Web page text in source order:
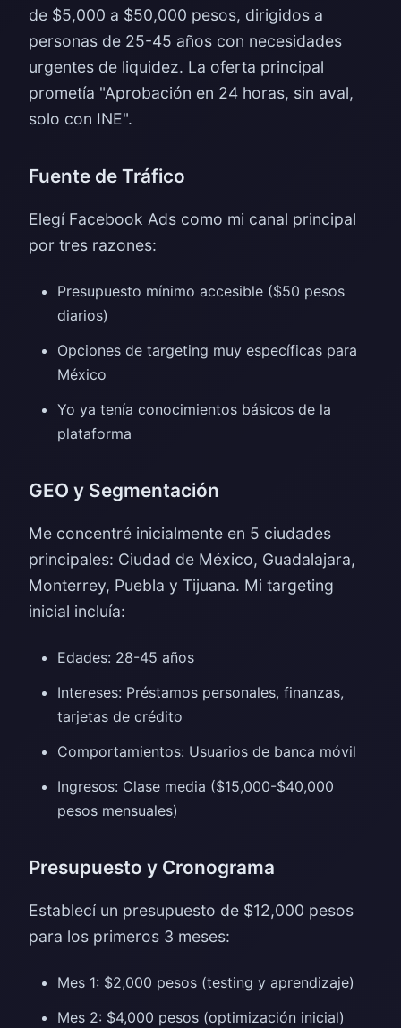
de $5,000 a $50,000 pesos, dirigidos a
personas de 25-45 años con necesidades
urgentes de liquidez. La oferta principal
prometía "Aprobación en 24 horas, sin aval,
solo con INE".
Fuente de Tráfico
Elegí Facebook Ads como mi canal principal
por tres razones:
Presupuesto mínimo accesible ($50 pesos
diarios)
Opciones de targeting muy específicas para
México
Yo ya tenía conocimientos básicos de la
plataforma
GEO y Segmentación
Me concentré inicialmente en 5 ciudades
principales: Ciudad de México, Guadalajara,
Monterrey, Puebla y Tijuana. Mi targeting
inicial incluía:
Edades: 28-45 años
Intereses: Préstamos personales, finanzas,
tarjetas de crédito
Comportamientos: Usuarios de banca móvil
Ingresos: Clase media ($15,000-$40,000
pesos mensuales)
Presupuesto y Cronograma
Establecí un presupuesto de $12,000 pesos
para los primeros 3 meses:
Mes 1: $2,000 pesos (testing y aprendizaje)
Mes 2: $4,000 pesos (optimización inicial)